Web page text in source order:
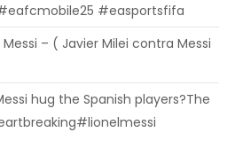
#easportsfifa
– ( Javier Milei contra Messi
hug the Spanish players?The